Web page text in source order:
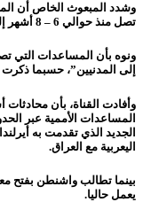
وشدد المبعوث الخاص أن
تصل منذ حوالي 6 – 8 أشهر إلى شمال شرق سوريا.
ونوه بأن المساعدات التي
إلى المدنيين”، حسبما ذكرت
وأفادت القناة، بأن
الجديد الذي تقدمت به
اليعربية مع العراق.
بينما تطالب واشنطن بفتح
يعمل حاليا.